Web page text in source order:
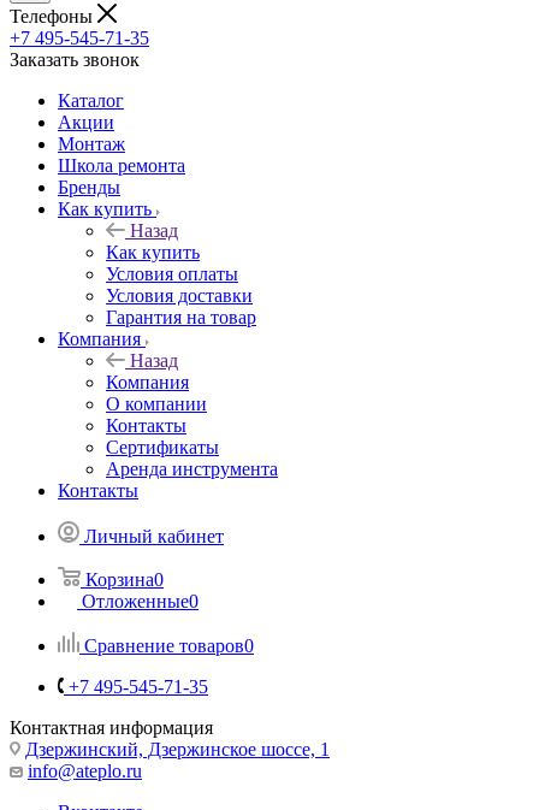
Телефоны
+7 495-545-71-35
Заказать звонок
Каталог
Акции
Монтаж
Школа ремонта
Бренды
Как купить
Назад
Как купить
Условия оплаты
Условия доставки
Гарантия на товар
Компания
Назад
Компания
О компании
Контакты
Сертификаты
Аренда инструмента
Контакты
Личный кабинет
Корзина0
Отложенные0
Сравнение товаров0
+7 495-545-71-35
Контактная информация
Дзержинский, Дзержинское шоссе, 1
info@ateplo.ru